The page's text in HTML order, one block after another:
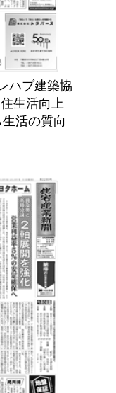
ハブ建築協
生活向上
活の質向